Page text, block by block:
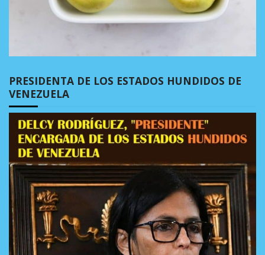
PRESIDENTA DE LOS ESTADOS HUNDIDOS DE
VENEZUELA